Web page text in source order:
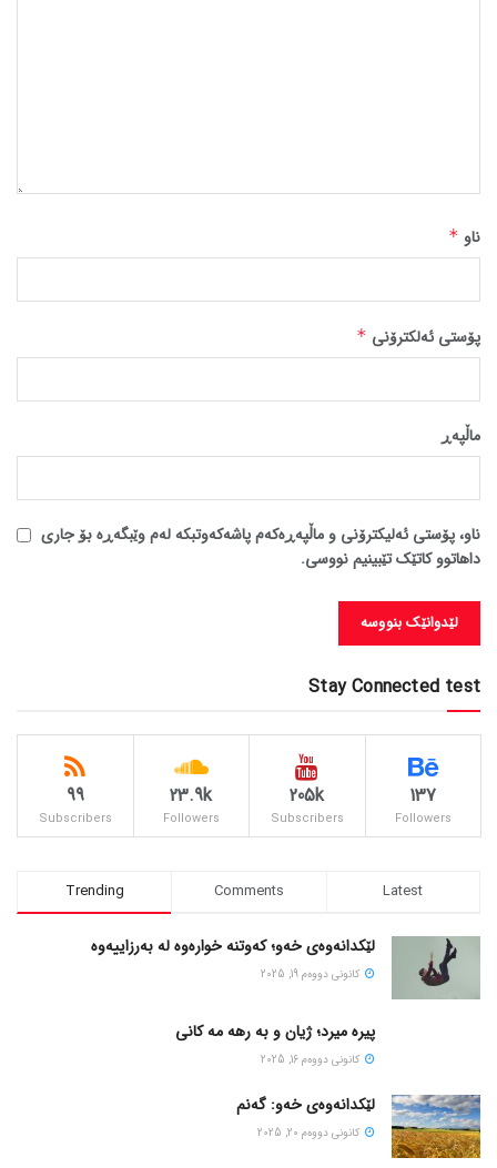
ناو *
پۆستی ئەلکترۆنی *
ماڵپه‌ڕ
ناو، پۆستی ئەلیکترۆنی و ماڵپەڕەکەم پاشەکەوتبکە لەم وێبگەڕە بۆ جاری
داهاتوو کاتێک تێبینیم نووسی.
Stay Connected test
137
Followers
205k
Subscribers
23.9k
Followers
99
Subscribers
Trending Comments Latest
لێکدانەوەی خەو؛ کەوتنە خوارەوە لە بەرزاییەوە
كانونی دووه‌م 19, 2025
پیره میرد؛ ژیان و به رهه مه کانی
كانونی دووه‌م 16, 2025
لێکدانەوەی خەو: گەنم
كانونی دووه‌م 20, 2025